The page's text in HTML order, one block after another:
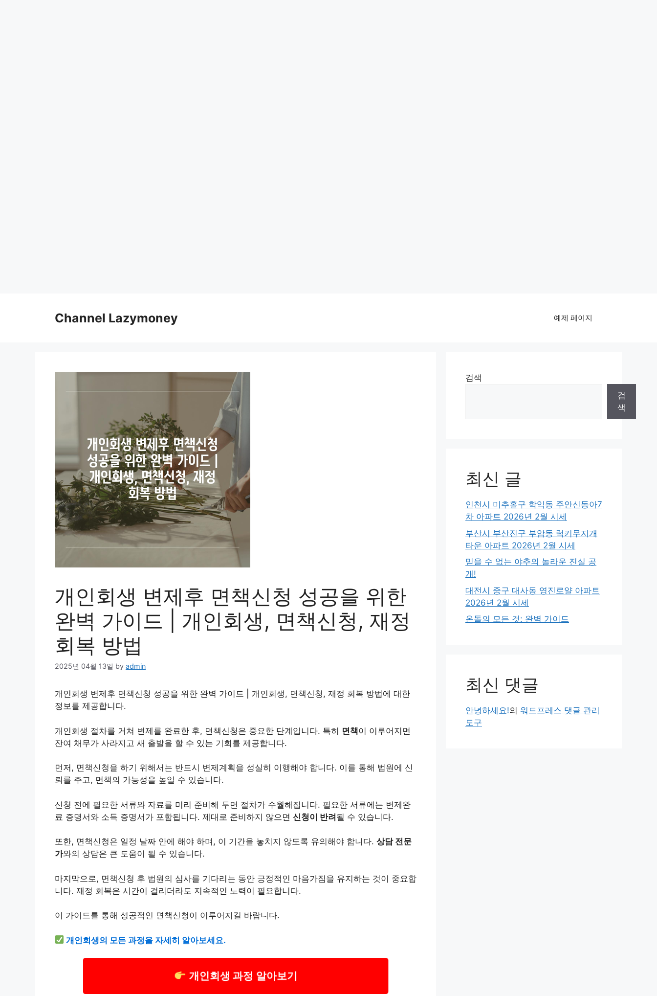
Channel Lazymoney 예제 페이지
개인회생 변제후 면책신청 성공을 위한
완벽 가이드 | 개인회생, 면책신청, 재정
회복 방법
2025년 04월 13일 by admin
개인회생 변제후 면책신청 성공을 위한 완벽 가이드 | 개인회생, 면책신청, 재정 회복 방법에 대한
정보를 제공합니다.
개인회생 절차를 거쳐 변제를 완료한 후, 면책신청은 중요한 단계입니다. 특히 면책이 이루어지면
잔여 채무가 사라지고 새 출발을 할 수 있는 기회를 제공합니다.
먼저, 면책신청을 하기 위해서는 반드시 변제계획을 성실히 이행해야 합니다. 이를 통해 법원에 신
뢰를 주고, 면책의 가능성을 높일 수 있습니다.
신청 전에 필요한 서류와 자료를 미리 준비해 두면 절차가 수월해집니다. 필요한 서류에는 변제완
료 증명서와 소득 증명서가 포함됩니다. 제대로 준비하지 않으면 신청이 반려될 수 있습니다.
또한, 면책신청은 일정 날짜 안에 해야 하며, 이 기간을 놓치지 않도록 유의해야 합니다. 상담 전문
가와의 상담은 큰 도움이 될 수 있습니다.
마지막으로, 면책신청 후 법원의 심사를 기다리는 동안 긍정적인 마음가짐을 유지하는 것이 중요합
니다. 재정 회복은 시간이 걸리더라도 지속적인 노력이 필요합니다.
이 가이드를 통해 성공적인 면책신청이 이루어지길 바랍니다.
개인회생의 모든 과정을 자세히 알아보세요.
개인회생 과정 알아보기
검색
검
색
최신 글
인천시 미추홀구 학익동 주안신동아7
차 아파트 2026년 2월 시세
부산시 부산진구 부암동 럭키무지개
타운 아파트 2026년 2월 시세
믿을 수 없는 야추의 놀라운 진실 공
개!
대전시 중구 대사동 영진로얄 아파트
2026년 2월 시세
온돌의 모든 것: 완벽 가이드
최신 댓글
안녕하세요!의 워드프레스 댓글 관리
도구